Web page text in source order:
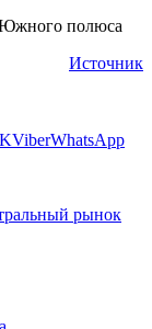
Южного полюса
Источник
ViberWhatsApp
рынок